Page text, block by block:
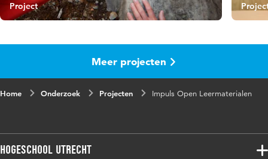
Project
Meer projecten
Home Onderzoek Projecten Impuls Open Leermaterialen
Hogeschool Utrecht